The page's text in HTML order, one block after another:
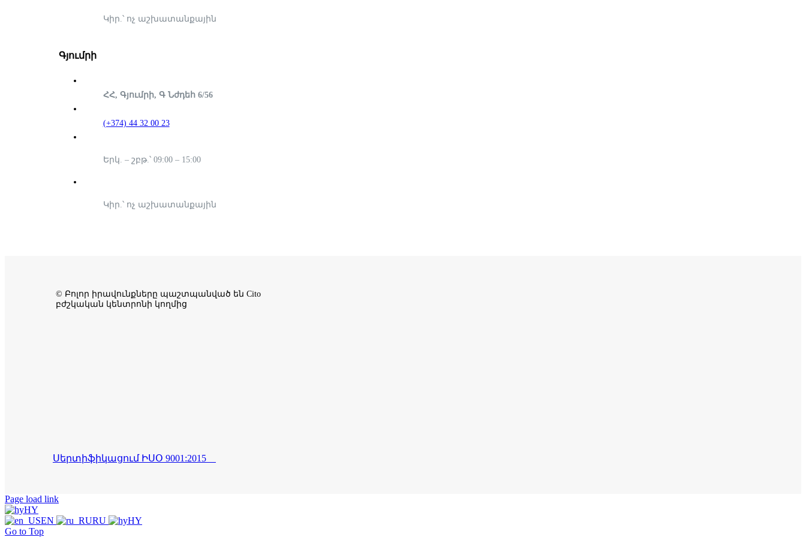
Կիր.՝ ոչ աշխատանքային
Գյումրի
ՀՀ, Գյումրի, Գ Նժդեհ 6/56
(+374) 44 32 00 23
Երկ. – շբթ.՝ 09:00 – 15:00
Կիր.՝ ոչ աշխատանքային
© Բոլոր իրավունքները պաշտպանված են Cito
բժշկական կենտրոնի կողմից
Սերտիֆիկացում ԻՍՕ 9001:2015
Page load link
HY
EN
RU
HY
Go to Top